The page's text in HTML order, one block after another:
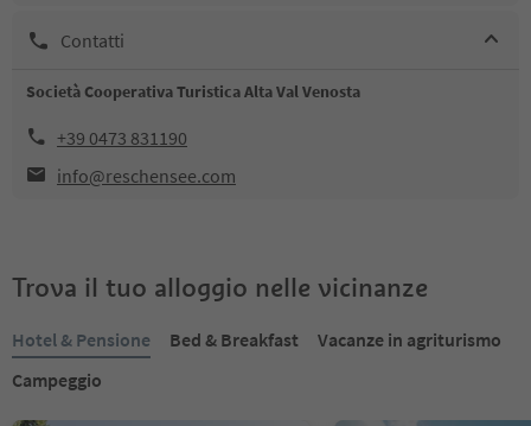
Contatti
Società Cooperativa Turistica Alta Val Venosta
+39 0473 831190
info@reschensee.com
Trova il tuo alloggio nelle vicinanze
Hotel & Pensione Bed & Breakfast
Vacanze in agriturismo
Campeggio